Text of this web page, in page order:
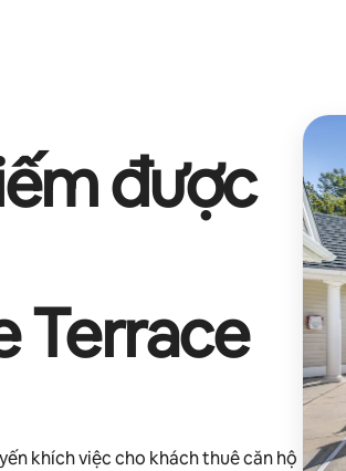
được
Terrace
khích việc cho khách thuê căn hộ